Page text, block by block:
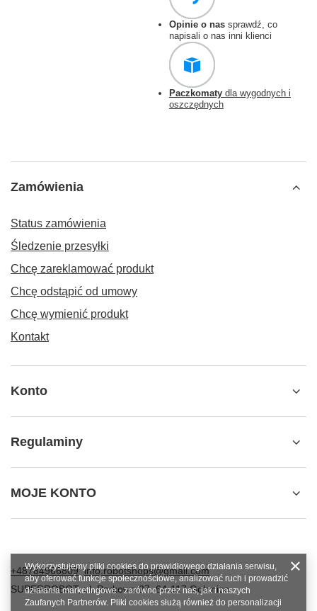
Opinie o nas sprawdź, co
napisali o nas inni klienci
Paczkomaty dla wygodnych i
oszczędnych
Zamówienia
Status zamówienia
Śledzenie przesyłki
Chcę zareklamować produkt
Chcę odstąpić od umowy
Chcę wymienić produkt
Kontakt
Konto
Regulaminy
MOJE KONTO
+48784966809 info.robotshops@gmail.com
SUPERROBOT,ul. Parkowa 27,64-117Gołanice
Wykorzystujemy pliki cookies do prawidłowego działania serwisu,
aby oferować funkcje społecznościowe, analizować ruch i prowadzić
działania marketingowe - zarówno przez nas, jak i naszych
Zaufanych Partnerów. Pliki cookies służą również do personalizacji